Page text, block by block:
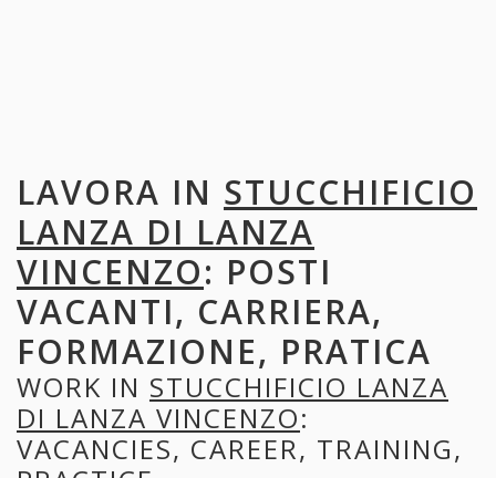
LAVORA IN STUCCHIFICIO
LANZA DI LANZA
VINCENZO: POSTI
VACANTI, CARRIERA,
FORMAZIONE, PRATICA
WORK IN STUCCHIFICIO LANZA
DI LANZA VINCENZO:
VACANCIES, CAREER, TRAINING,